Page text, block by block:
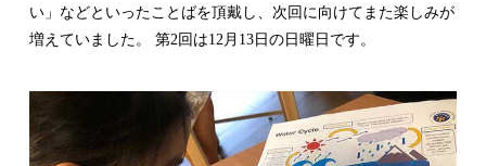
い」などといったことばを頂戴し、次回に向けてまた楽しみが
増えていました。 第2回は12月13日の日曜日です。